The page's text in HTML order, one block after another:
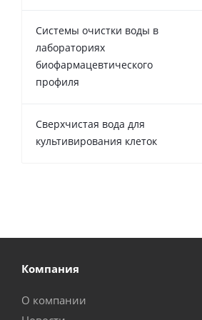
Системы очистки воды в
лабораториях
биофармацевтического
профиля
Сверхчистая вода для
культивирования клеток
Компания
О компании